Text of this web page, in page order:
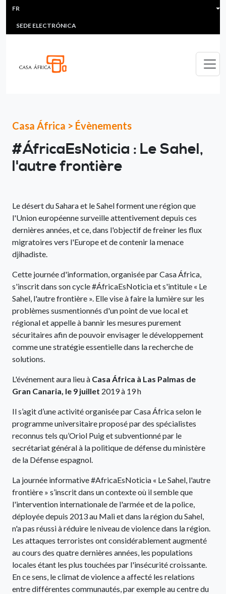
Aller au contenu principal
HEADER MENU
MULTIMEDIA
SEDE ELECTRÓNICA
FR
Casa África > Évènements
#ÁfricaEsNoticia : Le Sahel,
l'autre frontière
Le désert du Sahara et le Sahel forment une région que
l'Union européenne surveille attentivement depuis ces
dernières années, et ce, dans l'objectif de freiner les flux
migratoires vers l'Europe et de contenir la menace
djihadiste.
Cette journée d'information, organisée par Casa África,
s'inscrit dans son cycle #ÁfricaEsNoticia et s'intitule « Le
Sahel, l'autre frontière ». Elle vise à faire la lumière sur les
problèmes susmentionnés d'un point de vue local et
régional et appelle à bannir les mesures purement
sécuritaires afin de pouvoir envisager le développement
comme une stratégie essentielle dans la recherche de
solutions.
L'événement aura lieu à Casa África à Las Palmas de
Gran Canaria, le 9 juillet 2019 à 19 h
Il s’agit d’une activité organisée par Casa África selon le
programme universitaire proposé par des spécialistes
reconnus tels qu’Oriol Puig et subventionné par le
secrétariat général à la politique de défense du ministère
de la Défense espagnol.
La journée informative #AfricaEsNoticia « Le Sahel, l'autre
frontière » s’inscrit dans un contexte où il semble que
l'intervention internationale de l'armée et de la police,
déployée depuis 2013 au Mali et dans la région du Sahel,
n'a pas réussi à réduire le niveau de violence dans la région.
Les attaques terroristes ont considérablement augmenté
au cours des quatre dernières années, les populations
locales étant les plus touchées par l'insécurité croissante.
En ce sens, le climat de violence a affecté les relations
entre différentes communautés, par exemple au centre du